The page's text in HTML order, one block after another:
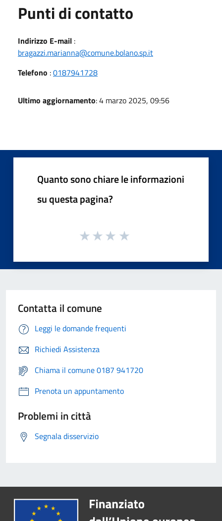
Punti di contatto
Indirizzo E-mail :
bragazzi.marianna@comune.bolano.sp.it
Telefono :0187941728
Ultimo aggiornamento: 4 marzo 2025, 09:56
Quanto sono chiare le informazioni
su questa pagina?
Contatta il comune
Leggi le domande frequenti
Richiedi Assistenza
Chiama il comune 0187 941720
Prenota un appuntamento
Problemi in città
Segnala disservizio